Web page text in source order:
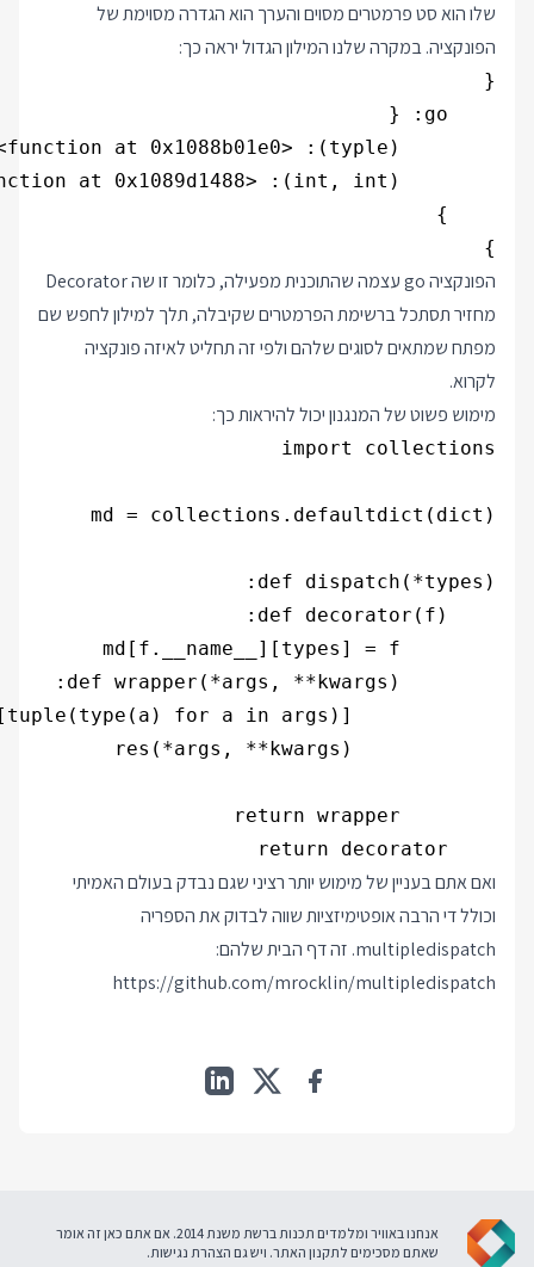
שלו הוא סט פרמטרים מסוים והערך הוא הגדרה מסוימת של
הפונקציה. במקרה שלנו המילון הגדול יראה כך:
}
הפונקציה go עצמה שהתוכנית מפעילה, כלומר זו שה Decorator
מחזיר תסתכל ברשימת הפרמטרים שקיבלה, תלך למילון לחפש שם
מפתח שמתאים לסוגים שלהם ולפי זה תחליט לאיזה פונקציה
לקרוא.
מימוש פשוט של המנגנון יכול להיראות כך:
ואם אתם בעניין של מימוש יותר רציני שגם נבדק בעולם האמיתי
וכולל די הרבה אופטימיזציות שווה לבדוק את הספריה
multipledispatch. זה דף הבית שלהם:
https://github.com/mrocklin/multipledispatch
אנחנו באוויר ומלמדים תכנות ברשת משנת 2014. אם אתם כאן זה אומר
שאתם מסכימים לתקנון האתר. ויש גם הצהרת נגישות.